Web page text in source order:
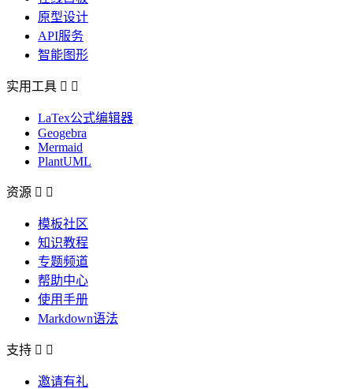
原型设计
API服务
智能图形
实用工具  
LaTex公式编辑器
Geogebra
Mermaid
PlantUML
资源  
模板社区
知识教程
专题频道
帮助中心
使用手册
Markdown语法
支持  
邀请有礼